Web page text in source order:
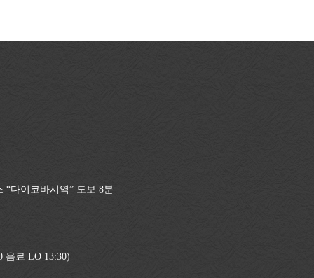
“다이코바시역” 도보 8분
음료 LO 13:30)